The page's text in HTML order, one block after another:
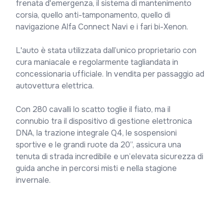
frenata d'emergenza, il sistema di mantenimento
corsia, quello anti-tamponamento, quello di
navigazione Alfa Connect Navi e i fari bi-Xenon.
L'auto è stata utilizzata dall’unico proprietario con
cura maniacale e regolarmente tagliandata in
concessionaria ufficiale. In vendita per passaggio ad
autovettura elettrica.
Con 280 cavalli lo scatto toglie il fiato, ma il
connubio tra il dispositivo di gestione elettronica
DNA, la trazione integrale Q4, le sospensioni
sportive e le grandi ruote da 20”, assicura una
tenuta di strada incredibile e un’elevata sicurezza di
guida anche in percorsi misti e nella stagione
invernale.